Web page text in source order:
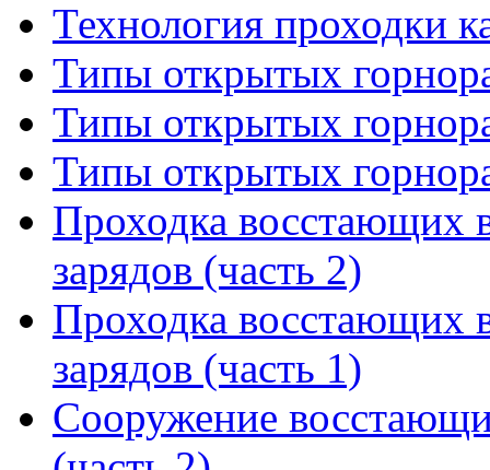
Технология проходки
Типы открытых
Типы открытых
Типы открытых
Проходка восстающих
зарядов (часть 2)
Проходка восстающих
зарядов (часть 1)
Сооружение